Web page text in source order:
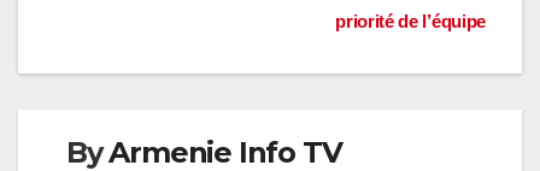
priorité de l’équipe
ByArmenie Info TV